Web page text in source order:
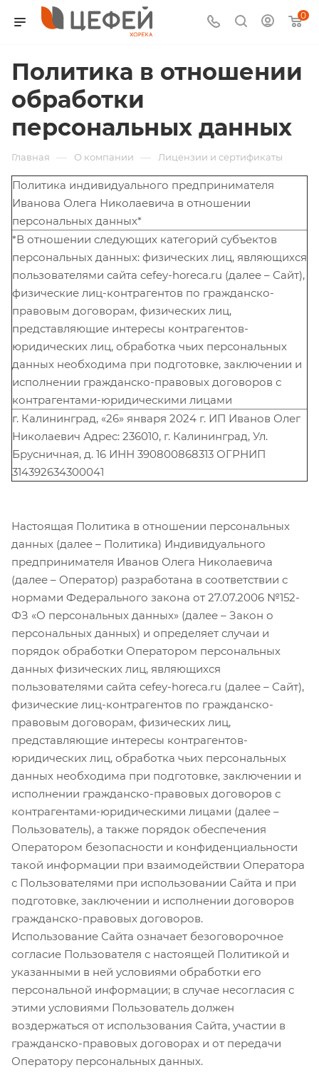
0
Политика в отношении
обработки
персональных данных
Главная — О компании — Лицензии и сертификаты
Политика индивидуального предпринимателя
Иванова Олега Николаевича в отношении
персональных данных*
*В отношении следующих категорий субъектов
персональных данных: физических лиц, являющихся
пользователями сайта cefey-horeca.ru (далее – Сайт),
физические лиц-контрагентов по гражданско-
правовым договорам, физических лиц,
представляющие интересы контрагентов-
юридических лиц, обработка чьих персональных
данных необходима при подготовке, заключении и
исполнении гражданско-правовых договоров с
контрагентами-юридическими лицами
г. Калининград, «26» января 2024 г. ИП Иванов Олег
Николаевич Адрес: 236010, г. Калининград, Ул.
Брусничная, д. 16 ИНН 390800868313 ОГРНИП
314392634300041
Настоящая Политика в отношении персональных
данных (далее – Политика) Индивидуального
предпринимателя Иванов Олега Николаевича
(далее – Оператор) разработана в соответствии с
нормами Федерального закона от 27.07.2006 №152-
ФЗ «О персональных данных» (далее – Закон о
персональных данных) и определяет случаи и
порядок обработки Оператором персональных
данных физических лиц, являющихся
пользователями сайта cefey-horeca.ru (далее – Сайт),
физические лиц-контрагентов по гражданско-
правовым договорам, физических лиц,
представляющие интересы контрагентов-
юридических лиц, обработка чьих персональных
данных необходима при подготовке, заключении и
исполнении гражданско-правовых договоров с
контрагентами-юридическими лицами (далее –
Пользователь), а также порядок обеспечения
Оператором безопасности и конфиденциальности
такой информации при взаимодействии Оператора
с Пользователями при использовании Сайта и при
подготовке, заключении и исполнении договоров
гражданско-правовых договоров.
Использование Сайта означает безоговорочное
согласие Пользователя с настоящей Политикой и
указанными в ней условиями обработки его
персональной информации; в случае несогласия с
этими условиями Пользователь должен
воздержаться от использования Сайта, участии в
гражданско-правовых договорах и от передачи
Оператору персональных данных.